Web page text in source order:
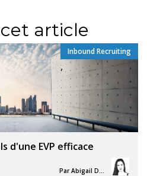
article
d'une EVP efficace
Par
Inbound Recruiting
,